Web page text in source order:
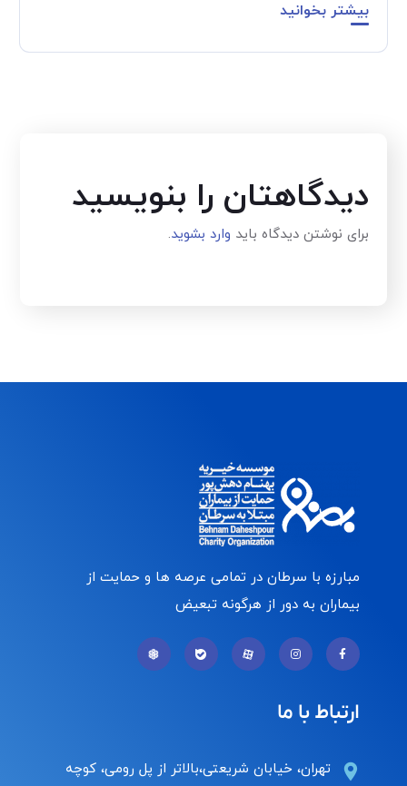
بیشتر بخوانید
دیدگاهتان را بنویسید
برای نوشتن دیدگاه باید وارد بشوید.
مبارزه با سرطان در تمامی عرصه ها و حمایت از
بیماران به دور از هرگونه تبعیض
ارتباط با ما
تهران، خیابان شریعتی،بالاتر از پل رومی، کوچه